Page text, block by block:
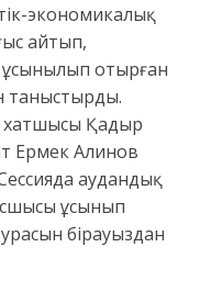
экономикалық
айтып,
отырған
таныстырды.
хатшысы Қадыр
Ермек Алинов
аудандық
ұсынып
бірауыздан